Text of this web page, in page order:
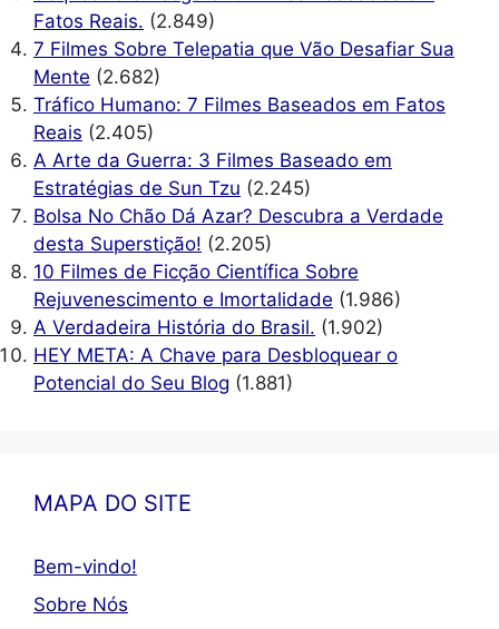
Fatos Reais. (2.849)
7 Filmes Sobre Telepatia que Vão Desafiar Sua
Mente (2.682)
Tráfico Humano: 7 Filmes Baseados em Fatos
Reais (2.405)
A Arte da Guerra: 3 Filmes Baseado em
Estratégias de Sun Tzu (2.245)
Bolsa No Chão Dá Azar? Descubra a Verdade
desta Superstição! (2.205)
10 Filmes de Ficção Científica Sobre
Rejuvenescimento e Imortalidade (1.986)
A Verdadeira História do Brasil. (1.902)
HEY META: A Chave para Desbloquear o
Potencial do Seu Blog (1.881)
MAPA DO SITE
Bem-vindo!
Sobre Nós